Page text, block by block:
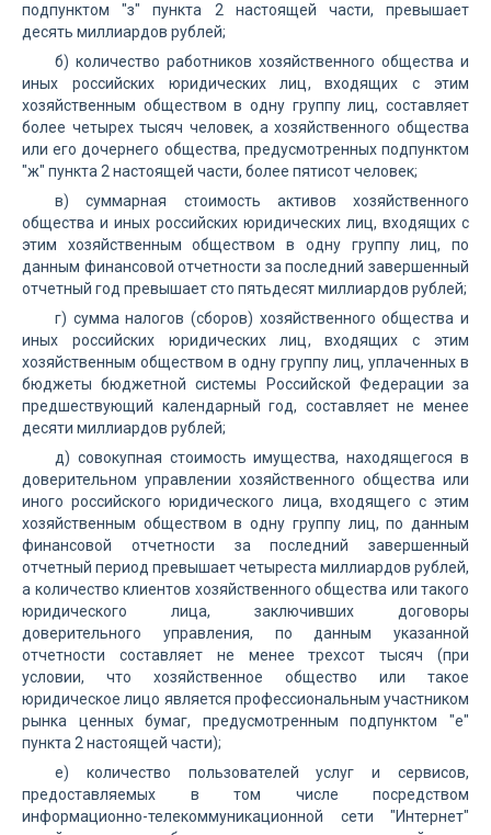
подпунктом "з" пункта 2 настоящей части, превышает
десять миллиардов рублей;
б) количество работников хозяйственного общества и
иных российских юридических лиц, входящих с этим
хозяйственным обществом в одну группу лиц, составляет
более четырех тысяч человек, а хозяйственного общества
или его дочернего общества, предусмотренных подпунктом
"ж" пункта 2 настоящей части, более пятисот человек;
в) суммарная стоимость активов хозяйственного
общества и иных российских юридических лиц, входящих с
этим хозяйственным обществом в одну группу лиц, по
данным финансовой отчетности за последний завершенный
отчетный год превышает сто пятьдесят миллиардов рублей;
г) сумма налогов (сборов) хозяйственного общества и
иных российских юридических лиц, входящих с этим
хозяйственным обществом в одну группу лиц, уплаченных в
бюджеты бюджетной системы Российской Федерации за
предшествующий календарный год, составляет не менее
десяти миллиардов рублей;
д) совокупная стоимость имущества, находящегося в
доверительном управлении хозяйственного общества или
иного российского юридического лица, входящего с этим
хозяйственным обществом в одну группу лиц, по данным
финансовой отчетности за последний завершенный
отчетный период превышает четыреста миллиардов рублей,
а количество клиентов хозяйственного общества или такого
юридического лица, заключивших договоры
доверительного управления, по данным указанной
отчетности составляет не менее трехсот тысяч (при
условии, что хозяйственное общество или такое
юридическое лицо является профессиональным участником
рынка ценных бумаг, предусмотренным подпунктом "е"
пункта 2 настоящей части);
е) количество пользователей услуг и сервисов,
предоставляемых в том числе посредством
информационно-телекоммуникационной сети "Интернет"